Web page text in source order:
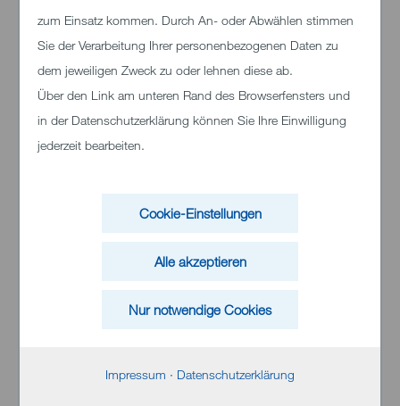
zum Einsatz kommen. Durch An- oder Abwählen stimmen
Sie der Verarbeitung Ihrer personenbezogenen Daten zu
dem jeweiligen Zweck zu oder lehnen diese ab.
Über den Link am unteren Rand des Browserfensters und
in der Datenschutzerklärung können Sie Ihre Einwilligung
jederzeit bearbeiten.
Cookie-Einstellungen
Alle akzeptieren
Nur notwendige Cookies
Impressum · Datenschutzerklärung
Klinikum Heidenheim
Schloßhaustraße 100
+49 (0)7321 33 0
Bei Aktivierung können personenbezogene